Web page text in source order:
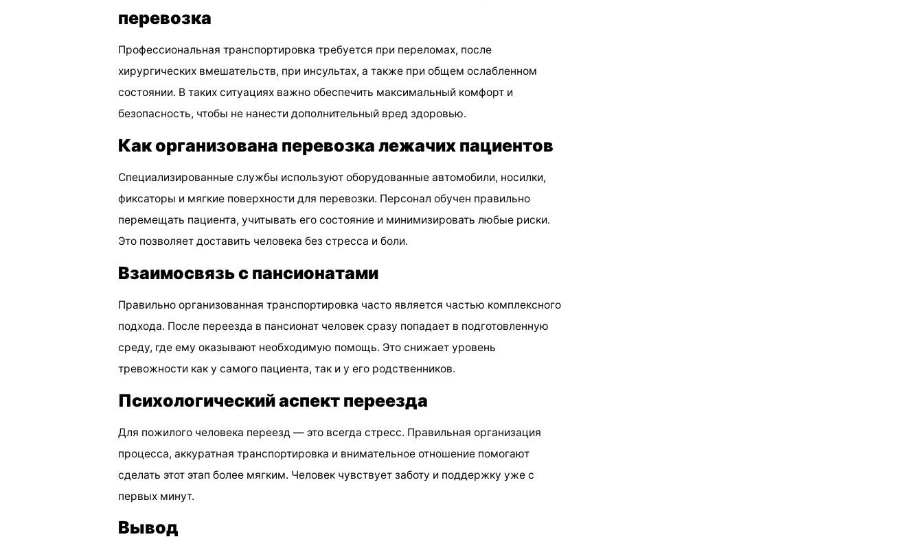
перевозка
Профессиональная транспортировка требуется при переломах, после
хирургических вмешательств, при инсультах, а также при общем ослабленном
состоянии. В таких ситуациях важно обеспечить максимальный комфорт и
безопасность, чтобы не нанести дополнительный вред здоровью.
Как организована перевозка лежачих пациентов
Специализированные службы используют оборудованные автомобили, носилки,
фиксаторы и мягкие поверхности для перевозки. Персонал обучен правильно
перемещать пациента, учитывать его состояние и минимизировать любые риски.
Это позволяет доставить человека без стресса и боли.
Взаимосвязь с пансионатами
Правильно организованная транспортировка часто является частью комплексного
подхода. После переезда в пансионат человек сразу попадает в подготовленную
среду, где ему оказывают необходимую помощь. Это снижает уровень
тревожности как у самого пациента, так и у его родственников.
Психологический аспект переезда
Для пожилого человека переезд — это всегда стресс. Правильная организация
процесса, аккуратная транспортировка и внимательное отношение помогают
сделать этот этап более мягким. Человек чувствует заботу и поддержку уже с
первых минут.
Вывод